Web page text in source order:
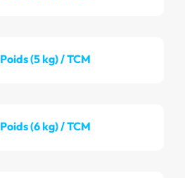
Poids (5 kg) / TCM
Poids (6 kg) / TCM